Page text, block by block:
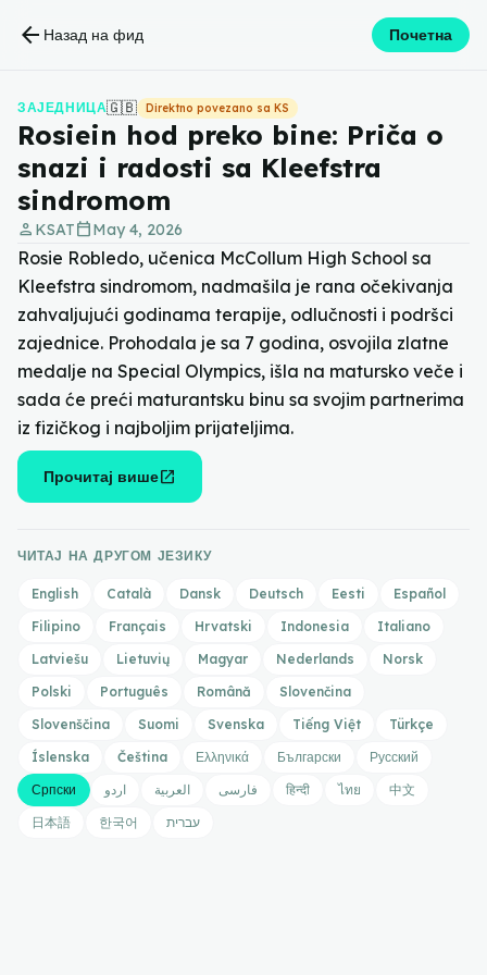
arrow_back Назад на фид Почетна
ЗАЈЕДНИЦА🇬🇧 Direktno povezano sa KS
Rosiein hod preko bine: Priča o
snazi i radosti sa Kleefstra
sindromom
person KSATcalendar_todayMay 4, 2026
Rosie Robledo, učenica McCollum High School sa
Kleefstra sindromom, nadmašila je rana očekivanja
zahvaljujući godinama terapije, odlučnosti i podršci
zajednice. Prohodala je sa 7 godina, osvojila zlatne
medalje na Special Olympics, išla na matursko veče i
sada će preći maturantsku binu sa svojim partnerima
iz fizičkog i najboljim prijateljima.
Прочитај вишеopen_in_new
ЧИТАЈ НА ДРУГОМ ЈЕЗИКУ
English Català Dansk Deutsch Eesti
Español
Filipino
Français Hrvatski Indonesia
Italiano
Latviešu
Lietuvių Magyar Nederlands
Norsk
Polski
Português Română
Slovenčina
Slovenščina
Suomi Svenska Tiếng Việt
Türkçe
Íslenska
Čeština Ελληνικά Български
Русский
Српски
اردو العربية فارسی हिन्दी ไทย
中文
日本語
한국어 עברית